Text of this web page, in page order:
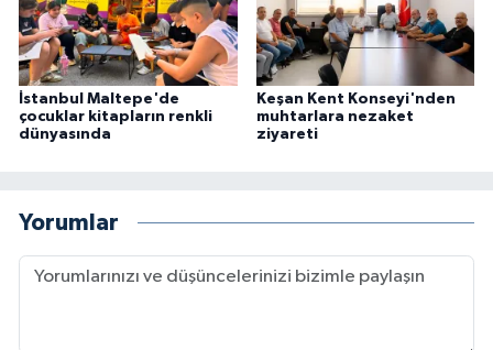
İstanbul Maltepe'de
çocuklar kitapların renkli
dünyasında
Keşan Kent Konseyi'nden
muhtarlara nezaket
ziyareti
Yorumlar